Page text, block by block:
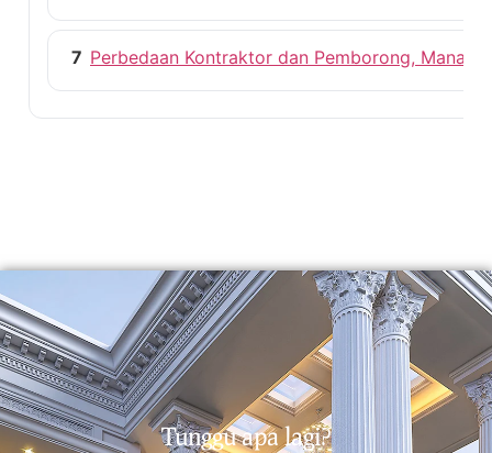
7 Perbedaan Kontraktor dan Pemborong, Mana
Tunggu apa lagi?